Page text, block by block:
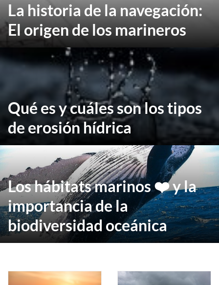
La historia de la navegación:
El origen de los marineros
Qué es y cuáles son los tipos
de erosión hídrica
Los hábitats marinos ❤️ y la
importancia de la
biodiversidad oceánica